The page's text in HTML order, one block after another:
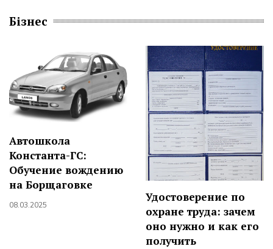
Бізнес
Автошкола
Константа-ГС:
Обучение вождению
на Борщаговке
08.03.2025
Удостоверение по
охране труда: зачем
оно нужно и как его
получить